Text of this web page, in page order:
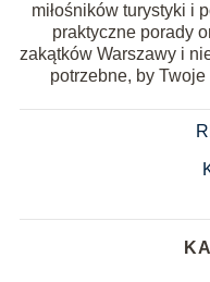
miłośników turystyki i
praktyczne porady
zakątków Warszawy i
potrzebne, by